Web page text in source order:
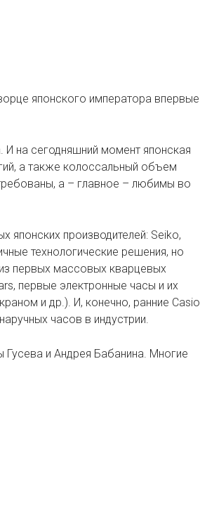
японского императора впервые
И на сегодняшний момент японская
а также колоссальный объем
а – главное – любимы во
японских производителей: Seiko,
технологические решения, но
первых массовых кварцевых
первые электронные часы и их
и др.). И, конечно, ранние Casio
часов в индустрии.
Гусева и Андрея Бабанина. Многие